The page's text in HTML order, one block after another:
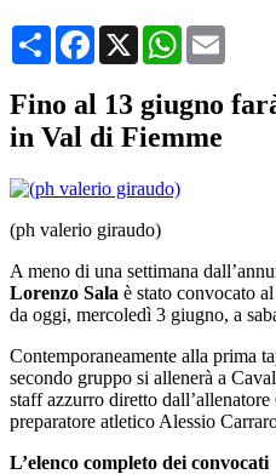
CondividiFacebook
X WhatsApp
Fino al 13 giugno
in Val di Fiemme
(ph valerio giraudo)
A meno di una settimana
Lorenzo Sala è stato convocato
da oggi, mercoledì 3 giugno, a
Contemporaneamente alla prima
secondo gruppo si allenerà a
staff azzurro diretto
preparatore atletico Alessio
L’elenco completo dei convocati